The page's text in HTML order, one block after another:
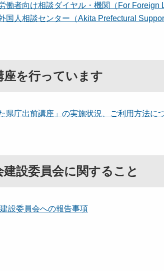
働者向け相談ダイヤル・機関（For Foreign
国人相談センター（Akita Prefectural
座を行っています
県庁出前講座」の実施状況、ご利用方法に
建設委員会に関すること
設委員会への報告事項